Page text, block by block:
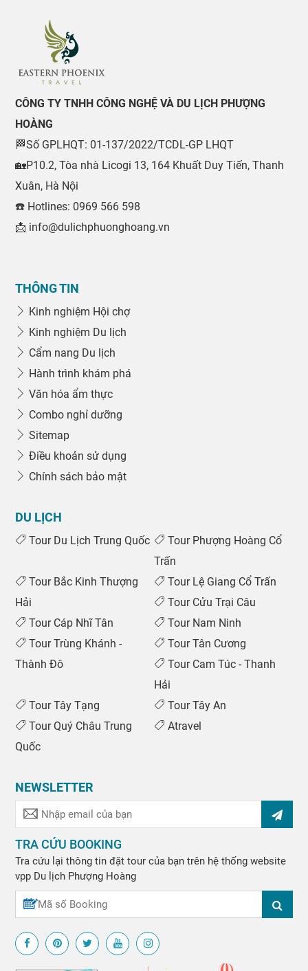
CÔNG TY TNHH CÔNG NGHỆ VÀ DU LỊCH PHƯỢNG
HOÀNG
🏁Số GPLHQT: 01-137/2022/TCDL-GP LHQT
🏡P10.2, Tòa nhà Licogi 13, 164 Khuất Duy Tiến, Thanh
Xuân, Hà Nội
☎️ Hotlines: 0969 566 598
📩 info@dulichphuonghoang.vn
THÔNG TIN
Kinh nghiệm Hội chợ
Kinh nghiệm Du lịch
Cẩm nang Du lịch
Hành trình khám phá
Văn hóa ẩm thực
Combo nghỉ dưỡng
Sitemap
Điều khoản sử dụng
Chính sách bảo mật
DU LỊCH
Tour Du Lịch Trung Quốc
Tour Phượng Hoàng Cổ
Trấn
Tour Bắc Kinh Thượng
Hải
Tour Lệ Giang Cổ Trấn
Tour Cửu Trại Câu
Tour Cáp Nhĩ Tân
Tour Nam Ninh
Tour Trùng Khánh -
Thành Đô
Tour Tân Cương
Tour Cam Túc - Thanh
Hải
Tour Tây Tạng
Tour Tây An
Tour Quý Châu Trung
Quốc
Atravel
NEWSLETTER
TRA CỨU BOOKING
Tra cứu lại thông tin đặt tour của bạn trên hệ thống website
vpp Du lịch Phượng Hoàng
0969 566 598